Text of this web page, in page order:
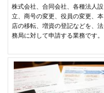
株式会社、合同会社、各種法人設
立、商号の変更、役員の変更、本
店の移転、増資の登記などを、法
務局に対して申請する業務です。